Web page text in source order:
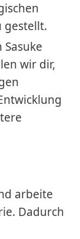
gestellt.
wir dir,
arbeite
Dadurch